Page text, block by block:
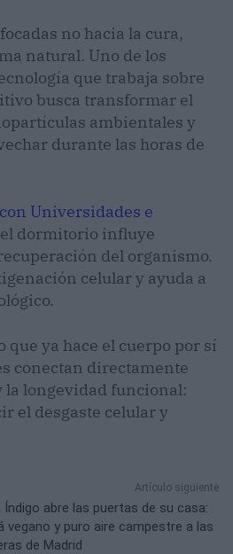
no hacia la cura,
natural. Uno de los
que trabaja sobre
busca transformar el
ambientales y
durante las horas de
Universidades e
dormitorio influye
del organismo.
celular y ayuda a
ya hace el cuerpo por sí
conectan directamente
longevidad funcional:
el desgaste celular y
Artículo siguiente
Índigo abre las puertas de su casa:
vegano y puro aire campestre a las
de Madrid